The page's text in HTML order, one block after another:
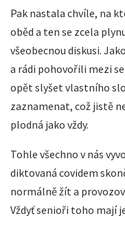
Pak nastala chvíle, na
oběd a ten se zcela
všeobecnou diskusi.
a rádi pohovořili mezi
opět slyšet vlastního
zaznamenat, což jistě
plodná jako vždy.
Tohle všechno v nás
diktovaná covidem
normálně žít a
Vždyť senioři toho mají